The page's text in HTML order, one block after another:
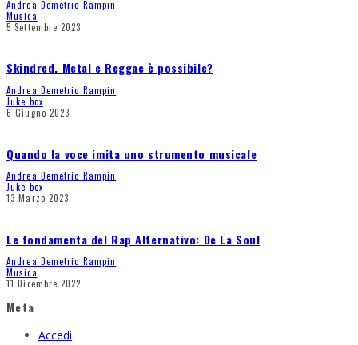
Andrea Demetrio Rampin
Musica
5 Settembre 2023
Skindred. Metal e Reggae è possibile?
Andrea Demetrio Rampin
Juke box
6 Giugno 2023
Quando la voce imita uno strumento musicale
Andrea Demetrio Rampin
Juke box
13 Marzo 2023
Le fondamenta del Rap Alternativo: De La Soul
Andrea Demetrio Rampin
Musica
11 Dicembre 2022
Meta
Accedi